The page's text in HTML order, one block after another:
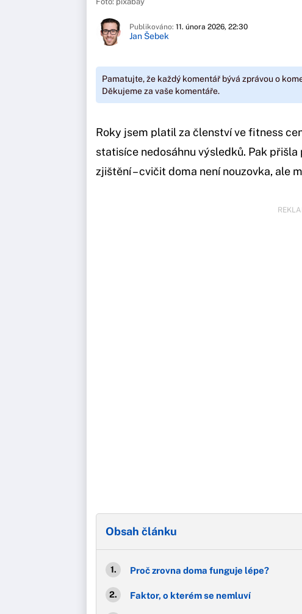
Publikováno: 11. února 2026, 22:30
Jan Šebek
Pamatujte, že každý komentář bývá zprávou o
Děkujeme za vaše komentáře.
Roky jsem platil za členství ve fitness
statisíce nedosáhnu výsledků. Pak
zjištění – cvičit doma není nouzovka, ale
Obsah článku
Proč zrovna doma funguje lépe?
Faktor, o kterém se nemluví